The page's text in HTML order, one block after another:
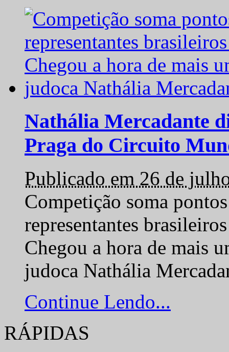
Nathália Mercadante
Praga do Circuito
Publicado em 26 de
Competição soma
representantes
Chegou a hora de mais
judoca Nathália
Continue Lendo...
RÁPIDAS